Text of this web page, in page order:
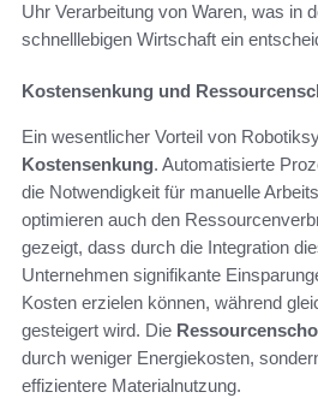
Uhr Verarbeitung von Waren, was in
schnelllebigen Wirtschaft ein
Kostensenkung und
Ein wesentlicher Vorteil von
Kostensenkung. Automatisierte
die Notwendigkeit für manuelle
optimieren auch den
gezeigt, dass durch die Integration
Unternehmen signifikante
Kosten erzielen können, während
gesteigert wird. Die
durch weniger Energiekosten,
effizientere Materialnutzung.